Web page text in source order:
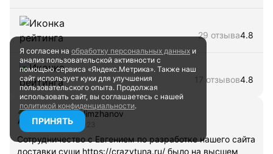
29 отзыва4.8
17 отзывов4.8
Firdavs Alimzhanov
26 июня 2023
Сотрудничество с Евгением по разработке нашего сайта
доставки суши https://crazytuna.ru/ было на высшем
Я согласен на обработку персональных данных и
анализ пользовательской активности с
помощью сервиса «Яндекс.Метрика». Также наш
сайтиспользует куки для улучшения
пользовательского опыта. Продолжая
использовать сайт, вы соглашаетесь с нашей
политикой конфиденциальности.
ПРИНЯТЬ